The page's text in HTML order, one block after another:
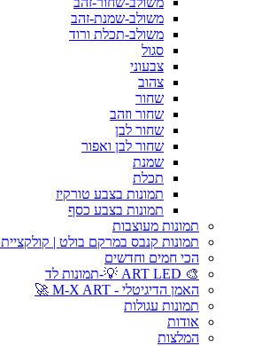
משולב-שמנת-זהב
משולב-תכלת ורוד
סגול
צבעוני
צהוב
שחור
שחור וזהב
שחור לבן
שחור לבן ואפור
שמנת
תכלת
תמונות בצבע טורקיז
תמונות בצבע כסף
תמונות מעוצבות
תמונות קנבס במרקם בולט | קולקציית Art Touch
הכי חמים וחדשים
🎨 ART LED 💡-תמונות לד
האמן הדיגיטלי - M-X ART 🚀
תמונות עגולות
אודות
המלצות